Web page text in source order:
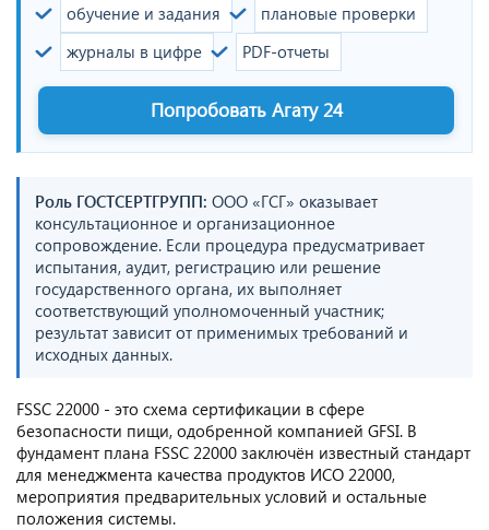
обучение и задания
плановые проверки
журналы в цифре
PDF-отчеты
Попробовать Агату 24
Роль ГОСТСЕРТГРУПП: ООО «ГСГ» оказывает
консультационное и организационное
сопровождение. Если процедура предусматривает
испытания, аудит, регистрацию или решение
государственного органа, их выполняет
соответствующий уполномоченный участник;
результат зависит от применимых требований и
исходных данных.
FSSC 22000 - это схема сертификации в сфере
безопасности пищи, одобренной компанией GFSI. В
фундамент плана FSSC 22000 заключён известный стандарт
для менеджмента качества продуктов ИСО 22000,
мероприятия предварительных условий и остальные
положения системы.